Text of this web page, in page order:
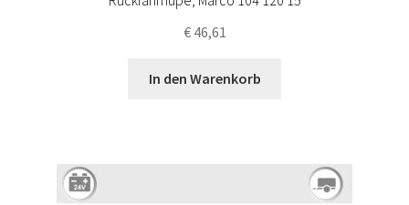
€46,61
In den Warenkorb